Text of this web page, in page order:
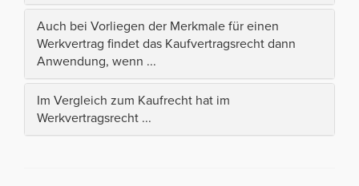
Auch bei Vorliegen der Merkmale für einen
Werkvertrag findet das Kaufvertragsrecht dann
Anwendung, wenn ...
Im Vergleich zum Kaufrecht hat im
Werkvertragsrecht ...